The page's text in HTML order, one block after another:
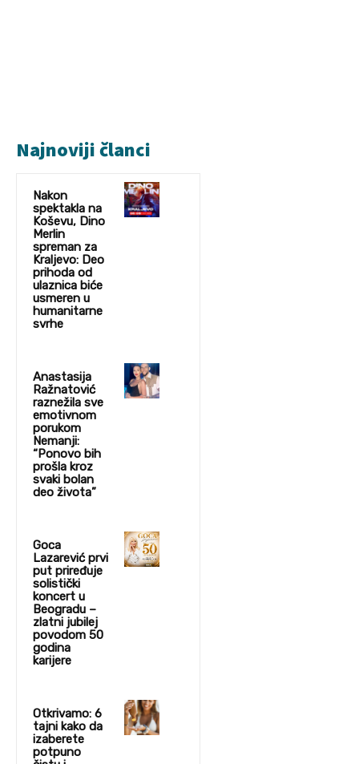
Najnoviji članci
Nakon
spektakla na
Koševu, Dino
Merlin
spreman za
Kraljevo: Deo
prihoda od
ulaznica biće
usmeren u
humanitarne
svrhe
Anastasija
Ražnatović
raznežila sve
emotivnom
porukom
Nemanji:
“Ponovo bih
prošla kroz
svaki bolan
deo života”
Goca
Lazarević prvi
put priređuje
solistički
koncert u
Beogradu –
zlatni jubilej
povodom 50
godina
karijere
Otkrivamo: 6
tajni kako da
izaberete
potpuno